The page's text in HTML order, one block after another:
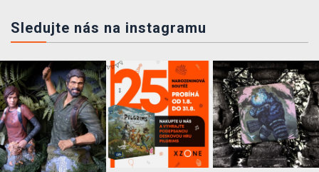
Sledujte nás na instagramu